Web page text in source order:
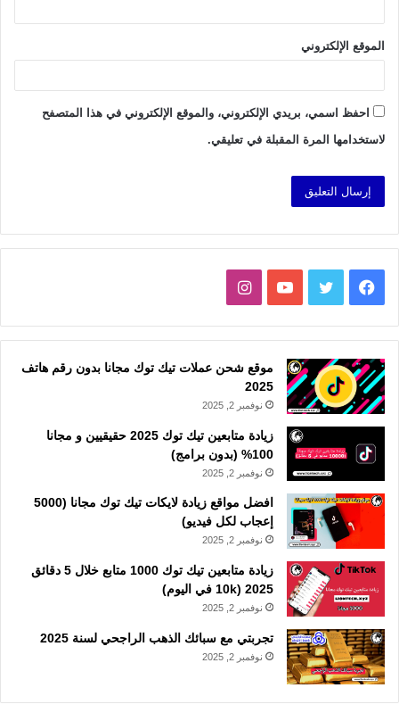
الموقع الإلكتروني
احفظ اسمي، بريدي الإلكتروني، والموقع الإلكتروني في هذا المتصفح
لاستخدامها المرة المقبلة في تعليقي.
فيسبوك تويتر يوتيوبانستقرام
موقع شحن عملات تيك توك مجانا بدون رقم هاتف
2025
نوفمبر 2, 2025
زيادة متابعين تيك توك 2025 حقيقيين و مجانا
100% (بدون برامج)
نوفمبر 2, 2025
افضل مواقع زيادة لايكات تيك توك مجانا (5000
إعجاب لكل فيديو)
نوفمبر 2, 2025
زيادة متابعين تيك توك 1000 متابع خلال 5 دقائق
2025 (10k في اليوم)
نوفمبر 2, 2025
تجربتي مع سبائك الذهب الراجحي لسنة 2025
نوفمبر 2, 2025